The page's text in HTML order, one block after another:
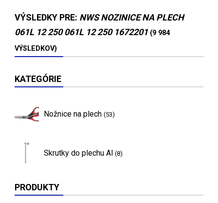
VÝSLEDKY PRE: NWS NOZINICE NA PLECH
061L 12 250 061L 12 250 1672201 (9 984
VÝSLEDKOV)
KATEGÓRIE
Nožnice na plech (53)
Skrutky do plechu Al (8)
PRODUKTY